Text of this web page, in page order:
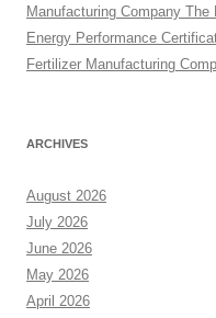
Manufacturing Company The
Energy Performance
Fertilizer Manufacturing
ARCHIVES
August 2026
July 2026
June 2026
May 2026
April 2026